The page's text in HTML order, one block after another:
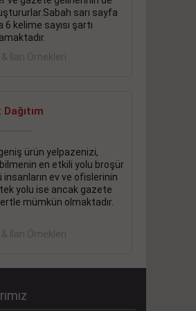
sarı sayfa
6 kelime sayısı şartı
& İlan Örnekleri
geniş ürün yelpazenizi,
en etkili yolu broşür
insanların ev ve ofislerinin
tek yolu ise ancak gazete
mümkün olmaktadır.
& İlan Örnekleri